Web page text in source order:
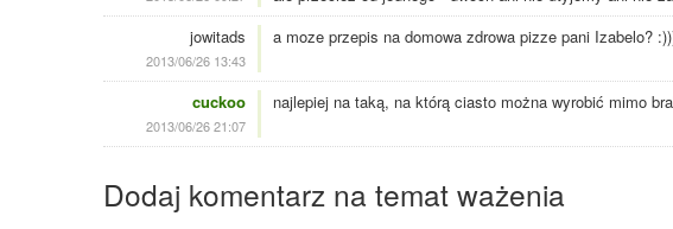
jowitads
2013/06/26 13:43
a moze przepis na domowa zdrowa pizze pani Izabelo?
cuckoo
2013/06/26 21:07
najlepiej na taką, na którą ciasto można wyrobić mimo
Dodaj komentarz na temat ważenia